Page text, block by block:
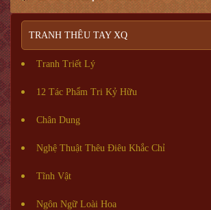
TRANH THÊU TAY XQ
Tranh Triết Lý
12 Tác Phẩm Tri Kỷ Hữu
Chân Dung
Nghệ Thuật Thêu Điêu Khắc Chỉ
Tĩnh Vật
Ngôn Ngữ Loài Hoa